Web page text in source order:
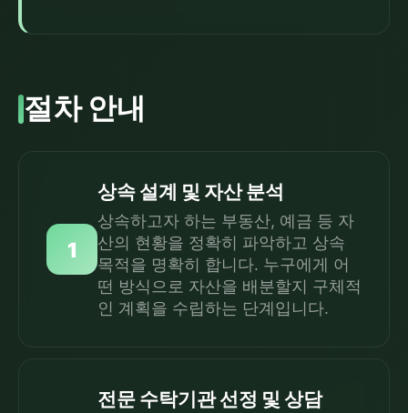
절차 안내
1
상속 설계 및 자산 분석
상속하고자 하는 부동산, 예금 등 자
산의 현황을 정확히 파악하고 상속
목적을 명확히 합니다. 누구에게 어
떤 방식으로 자산을 배분할지 구체적
인 계획을 수립하는 단계입니다.
전문 수탁기관 선정 및 상담